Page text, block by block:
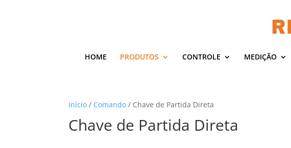
HOME PRODUTOS CONTROLE MEDIÇÃO
Início / Comando / Chave de Partida Direta
Chave de Partida Direta